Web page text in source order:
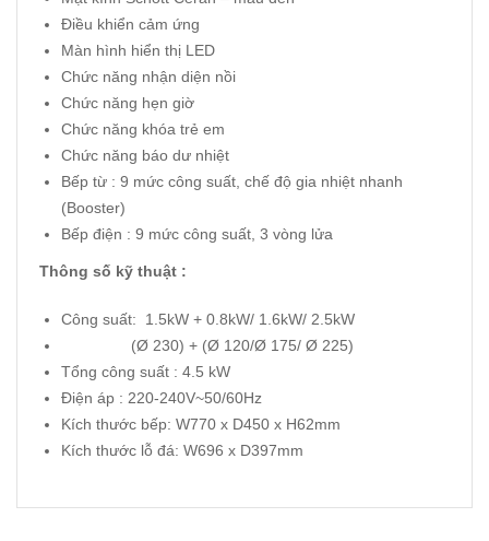
Điều khiển cảm ứng
Màn hình hiển thị LED
Chức năng nhận diện nồi
Chức năng hẹn giờ
Chức năng khóa trẻ em
Chức năng báo dư nhiệt
Bếp từ : 9 mức công suất, chế độ gia nhiệt nhanh
(Booster)
Bếp điện : 9 mức công suất, 3 vòng lửa
Thông số kỹ thuật :
Công suất: 1.5kW + 0.8kW/ 1.6kW/ 2.5kW
(Ø 230) + (Ø 120/Ø 175/ Ø 225)
Tổng công suất : 4.5 kW
Điện áp : 220-240V~50/60Hz
Kích thước bếp: W770 x D450 x H62mm
Kích thước lỗ đá: W696 x D397mm